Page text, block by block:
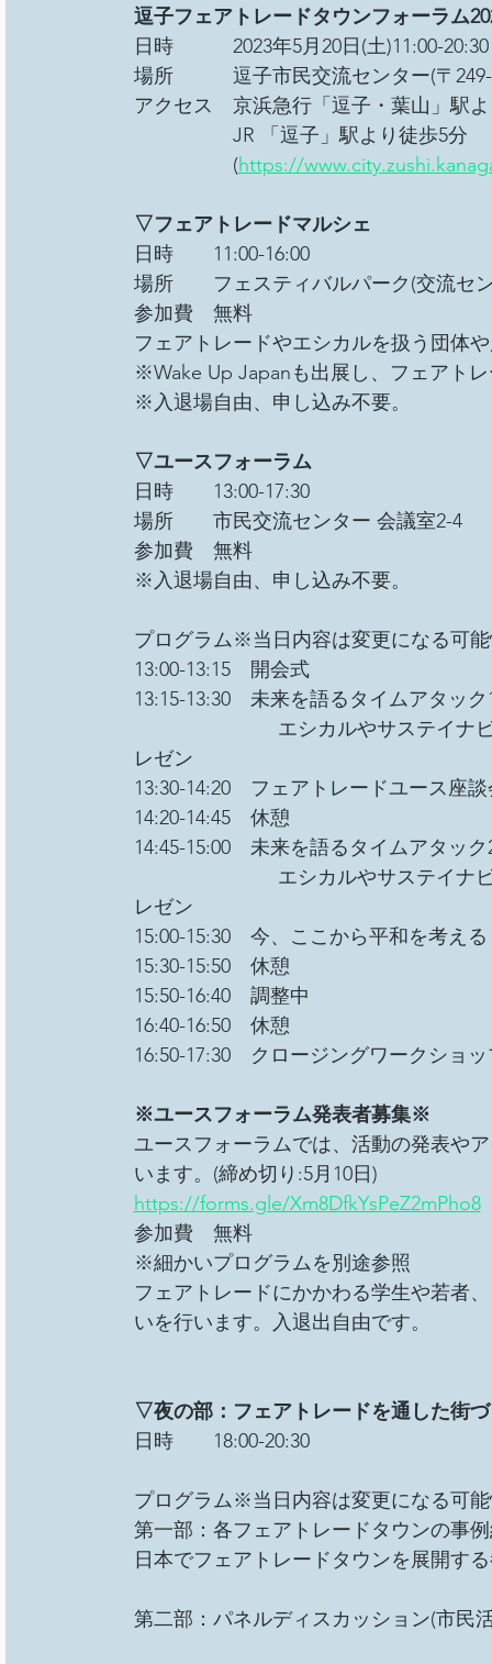
逗子フェアトレードタウンフォーラム
日時　　　2023年5月20日(土)11:00-
場所　　　逗子市民交流センター(〒
アクセス　京浜急行「逗子・葉山」駅
JR 「逗子」駅より徒歩5分
(https://
▽フェアトレードマルシェ
日時　　11:00-16:00
場所　　フェスティバルパーク(交流セ
参加費　無料
フェアトレードやエシカルを扱う団体
※Wake Up Japanも出展し、フェアト
※入退場自由、申し込み不要。
▽ユースフォーラム
日時　　13:00-17:30
場所　　市民交流センター 会議室2-4
参加費　無料
※入退場自由、申し込み不要。
プログラム※当日内容は変更になる可
13:00-13:15　開会式
13:15-13:30　未来を語るタイムアタッ
エシカルやサステイナビリティ
レゼン
13:30-14:20　フェアトレードユース座
14:20-14:45　休憩
14:45-15:00　未来を語るタイムアタッ
エシカルやサステイナビリティ
レゼン
15:00-15:30　今、ここから平和を考える
15:30-15:50　休憩
15:50-16:40　調整中
16:40-16:50　休憩
16:50-17:30　クロージングワークショ
※ユースフォーラム発表者募集※
ユースフォーラムでは、活動の発表や
います。(締め切り:5月10日)
https://forms.gle/Xm8DfkYsPeZ2mPho8
参加費　無料
※細かいプログラムを別途参照
フェアトレードにかかわる学生や若者
いを行います。入退出自由です。
▽夜の部：フェアトレードを通した街
日時　　18:00-20:30
プログラム※当日内容は変更になる可
第一部：各フェアトレードタウンの事
日本でフェアトレードタウンを展開す
第二部：パネルディスカッション(市民